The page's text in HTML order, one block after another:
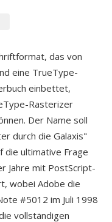
das von
eine TrueType-
einbettet,
Rasterizer
Der Name soll
durch die Galaxis"
die ultimative Frage
Jahre mit PostScript-
wobei Adobe die
#5012 im Juli 1998
vollständigen